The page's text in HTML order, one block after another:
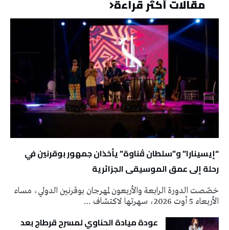
مقالات أكثر قراءة
“إيسينارا” و”سلطان ڤناوة” يأخذان جمهور بوقرنين في
رحلة إلى عمق الموسيقى الجزائرية
خصّصت الدورة الرابعة والأربعون لمهرجان بوقرنين الدولي، مساء
الأربعاء 5 أوت 2026، سهرتها لاكتشاف …
عودة ميادة الحناوي لمسرح قرطاج بعد